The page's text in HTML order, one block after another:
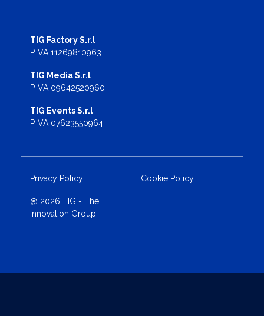
TIG Factory S.r.l
P.IVA 11269810963
TIG Media S.r.l
P.IVA 09642520960
TIG Events S.r.l
P.IVA 07623550964
Privacy Policy Cookie Policy
@ 2026 TIG - The
Innovation Group